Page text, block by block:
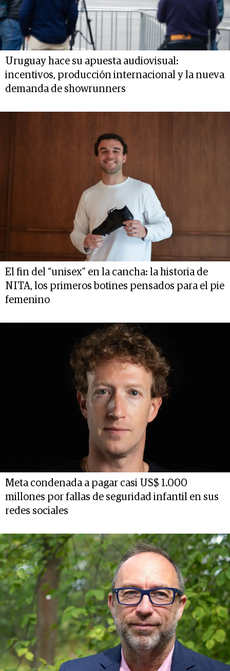
Uruguay hace su apuesta audiovisual:
incentivos, producción internacional y la nueva
demanda de showrunners
El fin del “unisex” en la cancha: la historia de
NITA, los primeros botines pensados para el pie
femenino
Meta condenada a pagar casi US$ 1.000
millones por fallas de seguridad infantil en sus
redes sociales